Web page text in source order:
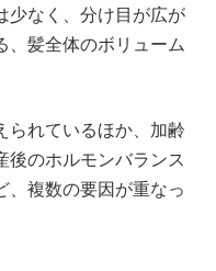
少なく、分け目が広が
、髪全体のボリューム
られているほか、加齢
後のホルモンバランス
、複数の要因が重なっ